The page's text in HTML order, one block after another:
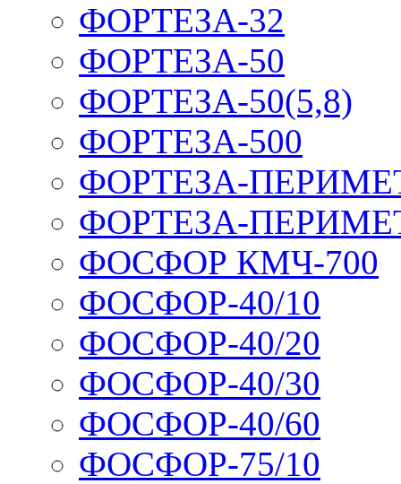
ФОРТЕЗА-32
ФОРТЕЗА-50
ФОРТЕЗА-50(5,8)
ФОРТЕЗА-500
ФОРТЕЗА-
ФОРТЕЗА-
ФОСФОР КМЧ-700
ФОСФОР-40/10
ФОСФОР-40/20
ФОСФОР-40/30
ФОСФОР-40/60
ФОСФОР-75/10